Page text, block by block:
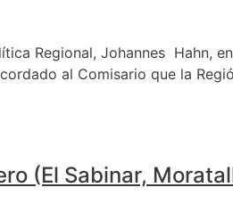
Regional, Johannes Hahn,
al Comisario que la
(El Sabinar,